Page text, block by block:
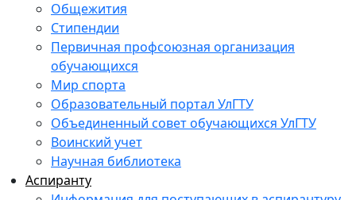
Общежития
Стипендии
Первичная профсоюзная организация
обучающихся
Мир спорта
Образовательный портал УлГТУ
Объединенный совет обучающихся УлГТУ
Воинский учет
Научная библиотека
Аспиранту